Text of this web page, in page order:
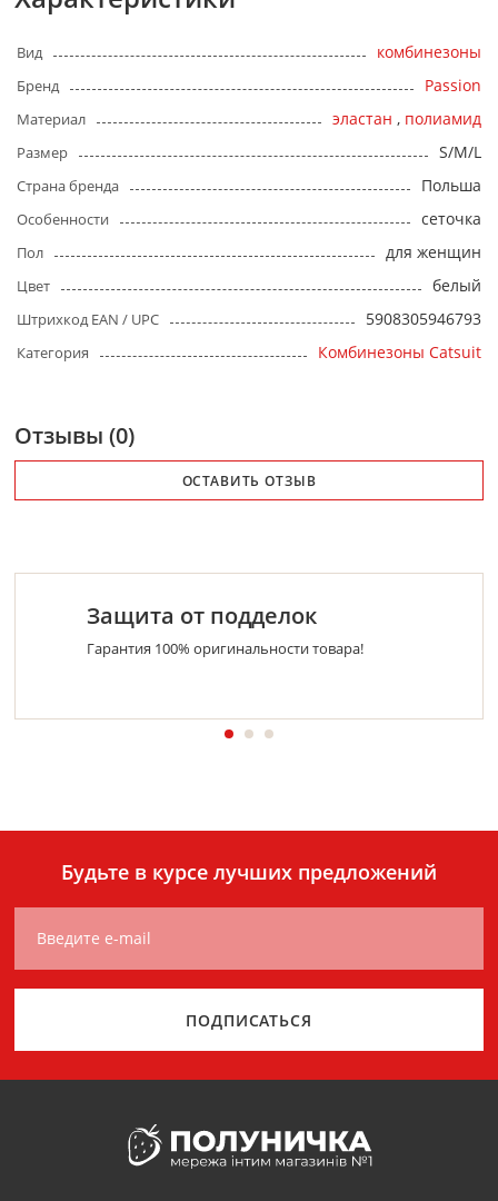
Вид комбинезоны
Бренд Passion
Материал эластан , полиамид
Размер S/M/L
Страна бренда Польша
Особенности сеточка
Пол для женщин
Цвет белый
Штрихкод EAN / UPC 5908305946793
Категория Комбинезоны Catsuit
Отзывы (0)
ОСТАВИТЬ ОТЗЫВ
Защита от подделок
Гарантия 100% оригинальности товара!
Будьте в курсе лучших предложений
Введите e-mail
ПОДПИСАТЬСЯ